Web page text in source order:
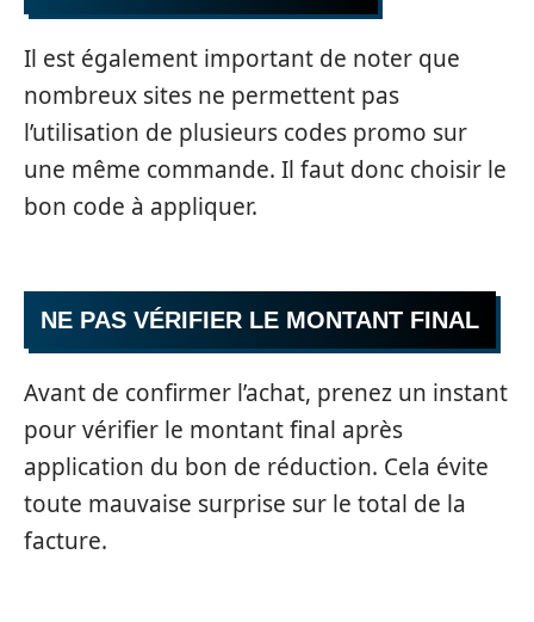
Il est également important de noter que
nombreux sites ne permettent pas
l’utilisation de plusieurs codes promo sur
une même commande. Il faut donc choisir le
bon code à appliquer.
NE PAS VÉRIFIER LE MONTANT FINAL
Avant de confirmer l’achat, prenez un instant
pour vérifier le montant final après
application du bon de réduction. Cela évite
toute mauvaise surprise sur le total de la
facture.